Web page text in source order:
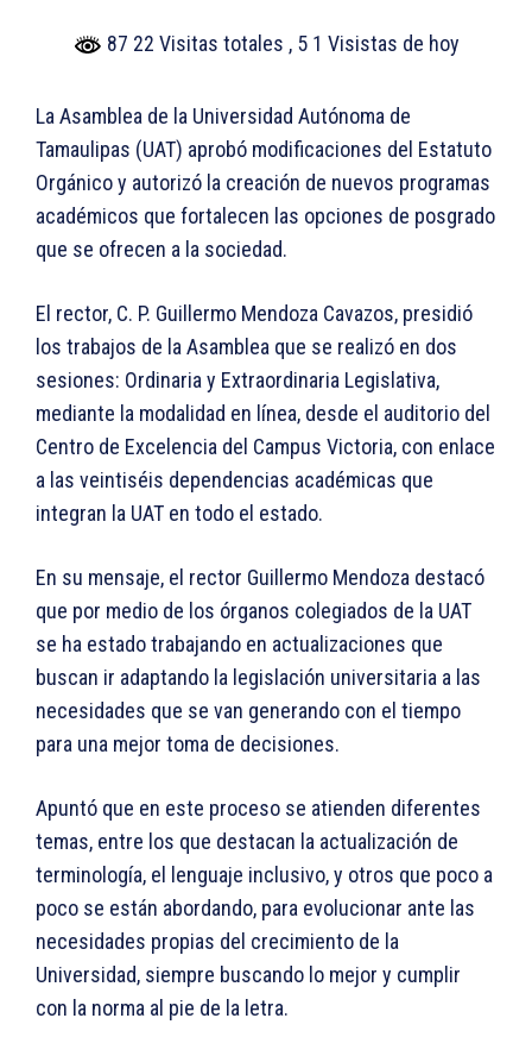
87 22 Visitas totales , 5 1 Visistas de hoy
La Asamblea de la Universidad Autónoma de
Tamaulipas (UAT) aprobó modificaciones del Estatuto
Orgánico y autorizó la creación de nuevos programas
académicos que fortalecen las opciones de posgrado
que se ofrecen a la sociedad.
El rector, C. P. Guillermo Mendoza Cavazos, presidió
los trabajos de la Asamblea que se realizó en dos
sesiones: Ordinaria y Extraordinaria Legislativa,
mediante la modalidad en línea, desde el auditorio del
Centro de Excelencia del Campus Victoria, con enlace
a las veintiséis dependencias académicas que
integran la UAT en todo el estado.
En su mensaje, el rector Guillermo Mendoza destacó
que por medio de los órganos colegiados de la UAT
se ha estado trabajando en actualizaciones que
buscan ir adaptando la legislación universitaria a las
necesidades que se van generando con el tiempo
para una mejor toma de decisiones.
Apuntó que en este proceso se atienden diferentes
temas, entre los que destacan la actualización de
terminología, el lenguaje inclusivo, y otros que poco a
poco se están abordando, para evolucionar ante las
necesidades propias del crecimiento de la
Universidad, siempre buscando lo mejor y cumplir
con la norma al pie de la letra.